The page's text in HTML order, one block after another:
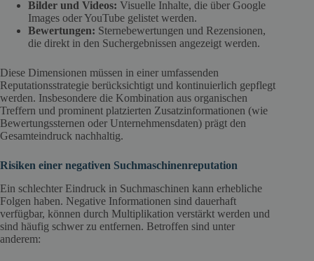
Bilder und Videos: Visuelle Inhalte, die über Google
Images oder YouTube gelistet werden.
Bewertungen: Sternebewertungen und Rezensionen,
die direkt in den Suchergebnissen angezeigt werden.
Diese Dimensionen müssen in einer umfassenden
Reputationsstrategie berücksichtigt und kontinuierlich gepflegt
werden. Insbesondere die Kombination aus organischen
Treffern und prominent platzierten Zusatzinformationen (wie
Bewertungssternen oder Unternehmensdaten) prägt den
Gesamteindruck nachhaltig.
Risiken einer negativen Suchmaschinenreputation
Ein schlechter Eindruck in Suchmaschinen kann erhebliche
Folgen haben. Negative Informationen sind dauerhaft
verfügbar, können durch Multiplikation verstärkt werden und
sind häufig schwer zu entfernen. Betroffen sind unter
anderem: